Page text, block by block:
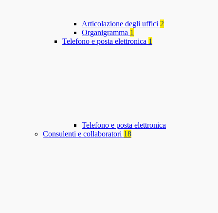
Articolazione degli uffici 2
Organigramma 1
Telefono e posta elettronica 1
Telefono e posta elettronica
Consulenti e collaboratori 18